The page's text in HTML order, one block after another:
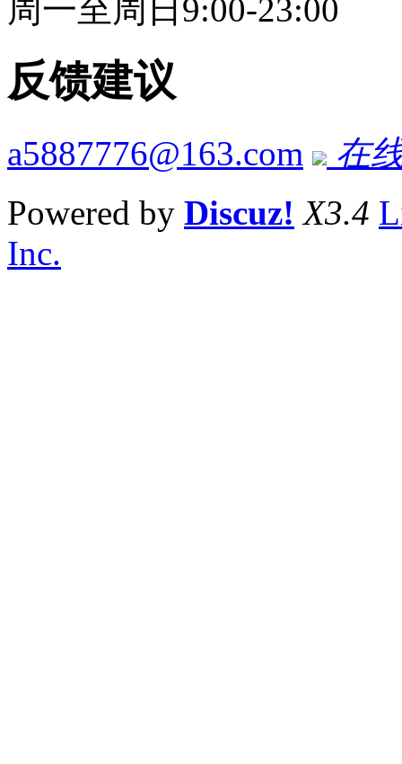
周一至周日9:00-23:00
反馈建议
a5887776@163.com
在
Powered by Discuz! X3.4
Inc.